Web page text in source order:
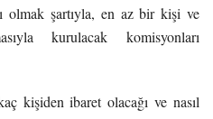
olmak şartıyla, en az bir kişi ve
kurulacak komisyonları
kişiden ibaret olacağı ve nasıl